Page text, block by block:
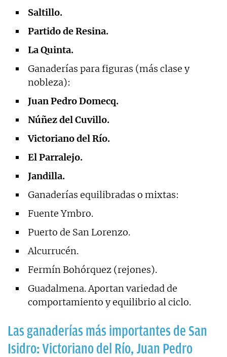
Saltillo.
Partido de Resina.
La Quinta.
Ganaderías para figuras (más clase y
nobleza):
Juan Pedro Domecq.
Núñez del Cuvillo.
Victoriano del Río.
El Parralejo.
Jandilla.
Ganaderías equilibradas o mixtas:
Fuente Ymbro.
Puerto de San Lorenzo.
Alcurrucén.
Fermín Bohórquez (rejones).
Guadalmena. Aportan variedad de
comportamiento y equilibrio al ciclo.
Las ganaderías más importantes de San
Isidro: Victoriano del Río, Juan Pedro